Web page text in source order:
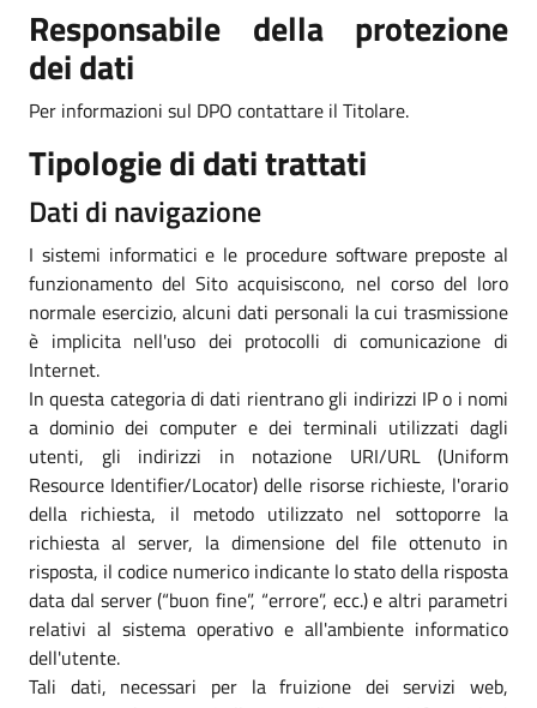
Responsabile della protezione
dei dati
Per informazioni sul DPO contattare il Titolare.
Tipologie di dati trattati
Dati di navigazione
I sistemi informatici e le procedure software preposte al
funzionamento del Sito acquisiscono, nel corso del loro
normale esercizio, alcuni dati personali la cui trasmissione
è implicita nell'uso dei protocolli di comunicazione di
Internet.
In questa categoria di dati rientrano gli indirizzi IP o i nomi
a dominio dei computer e dei terminali utilizzati dagli
utenti, gli indirizzi in notazione URI/URL (Uniform
Resource Identifier/Locator) delle risorse richieste, l'orario
della richiesta, il metodo utilizzato nel sottoporre la
richiesta al server, la dimensione del file ottenuto in
risposta, il codice numerico indicante lo stato della risposta
data dal server (“buon fine”, “errore”, ecc.) e altri parametri
relativi al sistema operativo e all'ambiente informatico
dell'utente.
Tali dati, necessari per la fruizione dei servizi web,